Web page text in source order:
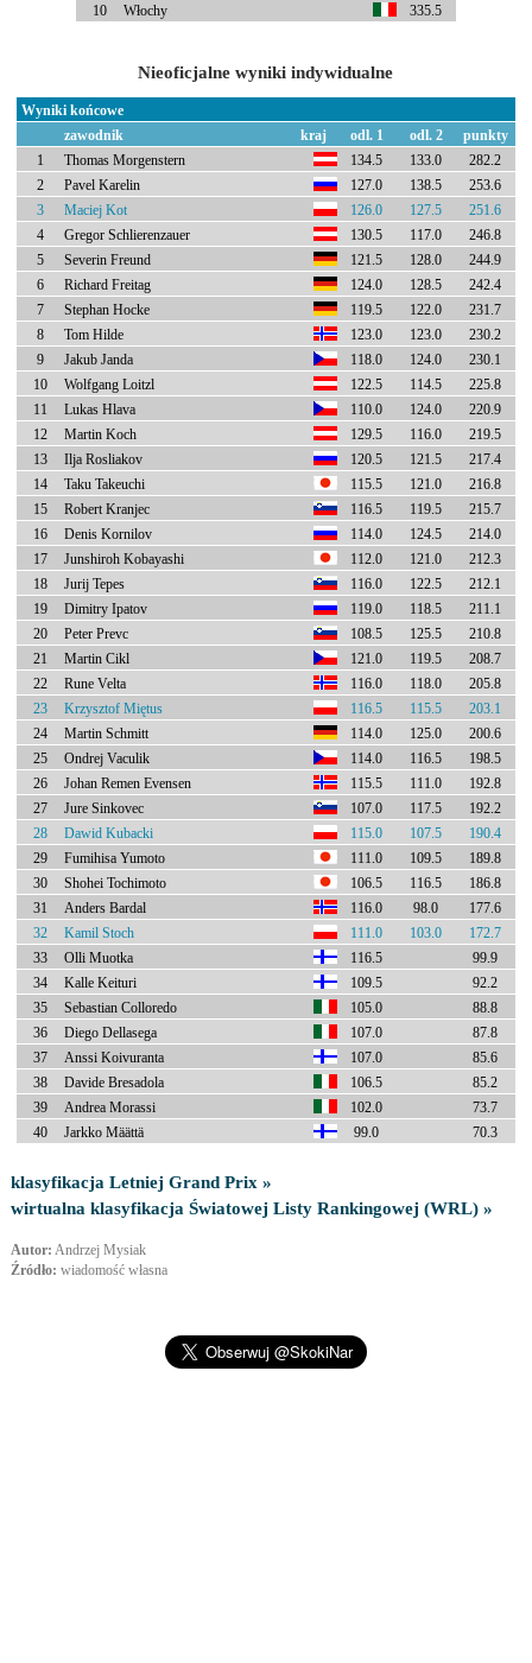
10 Włochy 335.5
Nieoficjalne wyniki indywidualne
Wyniki końcowe
zawodnik
kraj odl. 1 odl. 2
punkty
1
Thomas Morgenstern 134.5 133.0
282.2
2
Pavel Karelin 127.0 138.5
253.6
3
Maciej Kot 126.0 127.5
251.6
4
Gregor Schlierenzauer 130.5 117.0
246.8
5
Severin Freund 121.5 128.0
244.9
6
Richard Freitag 124.0 128.5
242.4
7
Stephan Hocke 119.5 122.0
231.7
8
Tom Hilde 123.0 123.0
230.2
9
Jakub Janda 118.0 124.0
230.1
10
Wolfgang Loitzl 122.5 114.5
225.8
11
Lukas Hlava 110.0 124.0
220.9
12
Martin Koch 129.5 116.0
219.5
13
Ilja Rosliakov 120.5 121.5
217.4
14
Taku Takeuchi 115.5 121.0
216.8
15
Robert Kranjec 116.5 119.5
215.7
16
Denis Kornilov 114.0 124.5
214.0
17
Junshiroh Kobayashi 112.0 121.0
212.3
18
Jurij Tepes 116.0 122.5
212.1
19
Dimitry Ipatov 119.0 118.5
211.1
20
Peter Prevc 108.5 125.5
210.8
21
Martin Cikl 121.0 119.5
208.7
22
Rune Velta 116.0 118.0
205.8
23
Krzysztof Miętus 116.5 115.5
203.1
24
Martin Schmitt 114.0 125.0
200.6
25
Ondrej Vaculik 114.0 116.5
198.5
26
Johan Remen Evensen 115.5 111.0
192.8
27
Jure Sinkovec 107.0 117.5
192.2
28
Dawid Kubacki 115.0 107.5
190.4
29
Fumihisa Yumoto 111.0 109.5
189.8
30
Shohei Tochimoto 106.5 116.5
186.8
31
Anders Bardal 116.0 98.0
177.6
32
Kamil Stoch 111.0 103.0
172.7
33
Olli Muotka 116.5
99.9
34
Kalle Keituri 109.5
92.2
35
Sebastian Colloredo 105.0
88.8
36
Diego Dellasega 107.0
87.8
37
Anssi Koivuranta 107.0
85.6
38
Davide Bresadola 106.5
85.2
39
Andrea Morassi 102.0
73.7
40
Jarkko Määttä 99.0 70.3
klasyfikacja Letniej Grand Prix »
wirtualna klasyfikacja Światowej Listy Rankingowej (WRL) »
Autor: Andrzej Mysiak
Źródło: wiadomość własna